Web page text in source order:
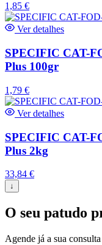
1,85 €
Ver detalhes
SPECIFIC CAT-
Plus 100gr
1,79 €
Ver detalhes
SPECIFIC CAT-
Plus 2kg
33,84 €
↓
O seu patudo
Agende já a sua